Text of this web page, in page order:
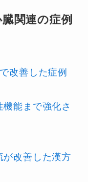
関連の症例
改善した症例
能まで強化さ
が改善した漢方